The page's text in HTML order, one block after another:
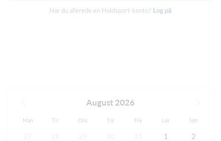
Har du allerede en Holdsport-konto? Log på
August 2026
Man Tir Ons Tor Fre Lør Søn
1 2